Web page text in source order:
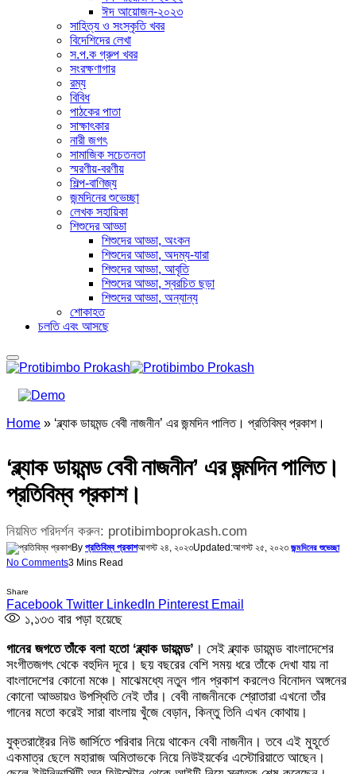
ঈদ আয়োজন-২০২৩
সাহিত্য ও সংস্কৃতি খবর
বিদেশিদের লেখা
স.প.ক গ্রুপ খবর
সংরক্ষণাগার
রম্য
বিবিধ
পাঠকের পাতা
সাক্ষাৎকার
নারী জগৎ
সামাজিক সচেতনতা
স্মরণীয়-বরণীয়
শিল্প-বাণিজ্য
জন্মদিনের শুভেচ্ছা
লেখক সহায়িকা
শিশুদের আড্ডা
শিশুদের আড্ডা, অংকন
শিশুদের আড্ডা, অদম্য-যারা
শিশুদের আড্ডা, আবৃতি
শিশুদের আড্ডা, স্বরচিত ছড়া
শিশুদের আড্ডা, অন্যান্য
শোকাহত
চলতি এবং আসছে
Home » ‘ব্ল্যাক ডায়মন্ড বেবী নাজনীন’ এর জন্মদিন পালিত। প্রতিবিম্ব প্রকাশ।
‘ব্ল্যাক ডায়মন্ড বেবী নাজনীন’ এর জন্মদিন পালিত।
প্রতিবিম্ব প্রকাশ।
নিয়মিত পরিদর্শন করুন: protibimboprokash.com
By প্রতিবিম্ব প্রকাশআগস্ট ২৪, ২০২৩Updated:আগস্ট ২৫, ২০২৩ জন্মদিনের শুভেচ্ছা
No Comments3 Mins Read
Share
Facebook Twitter LinkedIn Pinterest Email
১,১৩৩ বার পড়া হয়েছে
গানের জগতে তাঁকে বলা হতো ‘ব্ল্যাক ডায়মন্ড’ । সেই ব্ল্যাক ডায়মন্ড বাংলাদেশের
সংগীতজগৎ থেকে বহুদিন দূরে। ছয় বছরের বেশি সময় ধরে তাঁকে দেখা যায় না
বাংলাদেশের কোনো মঞ্চে। মাঝেমধ্যে নতুন গান প্রকাশ করলেও বিনোদন অঙ্গনের
কোনো আড্ডায়ও উপস্থিতি নেই তাঁর। বেবী নাজনীনকে শ্রোতারা এখনো তাঁর
গানের মতো করেই সারা বাংলায় খুঁজে বেড়ান, কিন্তু তিনি এখন কোথায়।
যুক্তরাষ্ট্রের নিউ জার্সিতে পরিবার নিয়ে থাকেন বেবী নাজনীন। তবে এই মুহূর্তে
একমাত্র ছেলে মহারাজ অমিতাভকে নিয়ে নিউইয়র্কের এস্টোরিয়াতে আছেন।